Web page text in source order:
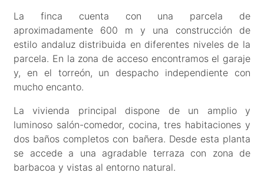
La finca cuenta con una parcela de
aproximadamente 600 m y una construcción de
estilo andaluz distribuida en diferentes niveles de la
parcela. En la zona de acceso encontramos el garaje
y, en el torreón, un despacho independiente con
mucho encanto.
La vivienda principal dispone de un amplio y
luminoso salón-comedor, cocina, tres habitaciones y
dos baños completos con bañera. Desde esta planta
se accede a una agradable terraza con zona de
barbacoa y vistas al entorno natural.